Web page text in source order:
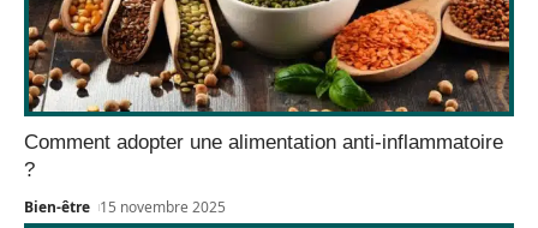
Comment adopter une alimentation anti-inflammatoire
?
Bien-être 15 novembre 2025